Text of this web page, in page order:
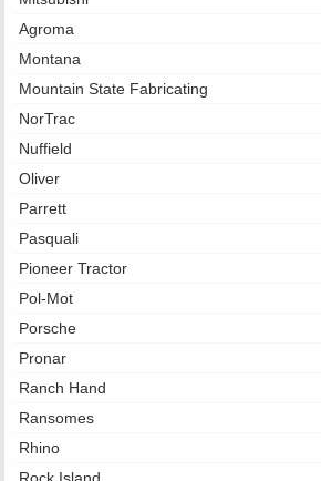
Agroma
Montana
Mountain State Fabricating
NorTrac
Nuffield
Oliver
Parrett
Pasquali
Pioneer Tractor
Pol-Mot
Porsche
Pronar
Ranch Hand
Ransomes
Rhino